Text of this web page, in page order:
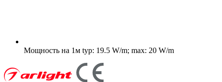
Мощность на 1м typ: 19.5 W/m; max: 20 W/m